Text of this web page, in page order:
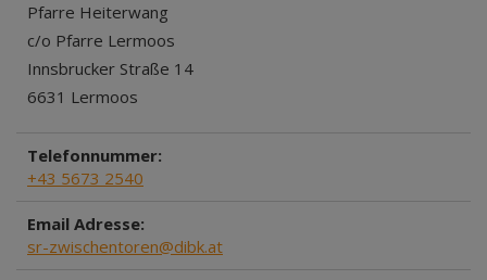
Pfarre Heiterwang
c/o Pfarre Lermoos
Innsbrucker Straße 14
6631 Lermoos
Telefonnummer:
+43 5673 2540
Email Adresse:
sr-zwischentoren@dibk.at